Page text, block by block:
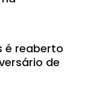
é reaberto
de